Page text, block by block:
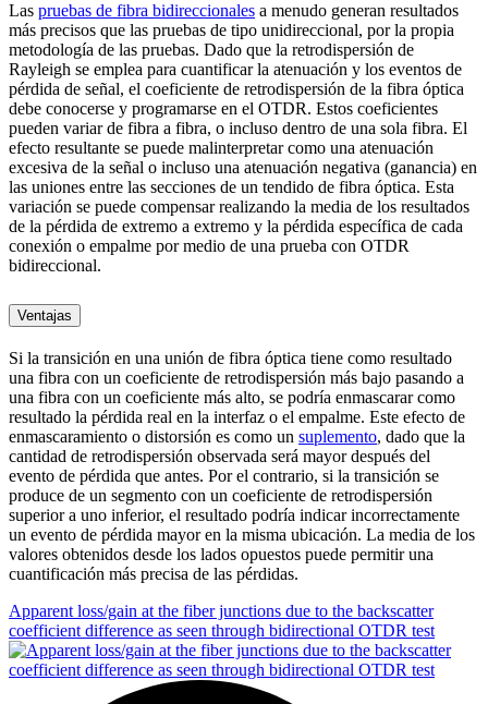
Las pruebas de fibra bidireccionales a menudo generan resultados
más precisos que las pruebas de tipo unidireccional, por la propia
metodología de las pruebas. Dado que la retrodispersión de
Rayleigh se emplea para cuantificar la atenuación y los eventos de
pérdida de señal, el coeficiente de retrodispersión de la fibra óptica
debe conocerse y programarse en el OTDR. Estos coeficientes
pueden variar de fibra a fibra, o incluso dentro de una sola fibra. El
efecto resultante se puede malinterpretar como una atenuación
excesiva de la señal o incluso una atenuación negativa (ganancia) en
las uniones entre las secciones de un tendido de fibra óptica. Esta
variación se puede compensar realizando la media de los resultados
de la pérdida de extremo a extremo y la pérdida específica de cada
conexión o empalme por medio de una prueba con OTDR
bidireccional.
Ventajas
Si la transición en una unión de fibra óptica tiene como resultado
una fibra con un coeficiente de retrodispersión más bajo pasando a
una fibra con un coeficiente más alto, se podría enmascarar como
resultado la pérdida real en la interfaz o el empalme. Este efecto de
enmascaramiento o distorsión es como un suplemento, dado que la
cantidad de retrodispersión observada será mayor después del
evento de pérdida que antes. Por el contrario, si la transición se
produce de un segmento con un coeficiente de retrodispersión
superior a uno inferior, el resultado podría indicar incorrectamente
un evento de pérdida mayor en la misma ubicación. La media de los
valores obtenidos desde los lados opuestos puede permitir una
cuantificación más precisa de las pérdidas.
Apparent loss/gain at the fiber junctions due to the backscatter
coefficient difference as seen through bidirectional OTDR test